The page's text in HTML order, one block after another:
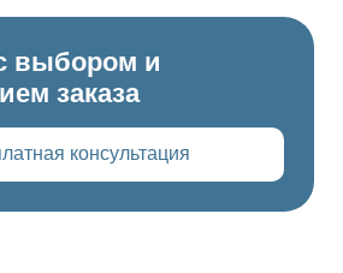
выбором и
заказа
консультация